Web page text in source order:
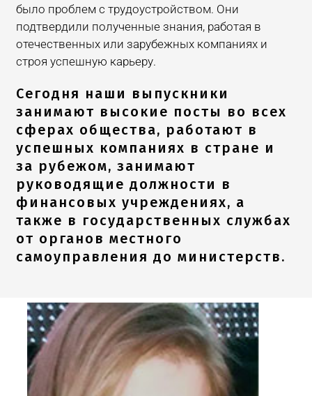
было проблем с трудоустройством. Они
подтвердили полученные знания, работая в
отечественных или зарубежных компаниях и
строя успешную карьеру.
Сегодня наши выпускники
занимают высокие посты во всех
сферах общества, работают в
успешных компаниях в стране и
за рубежом, занимают
руководящие должности в
финансовых учреждениях, а
также в государственных службах
от органов местного
самоуправления до министерств.